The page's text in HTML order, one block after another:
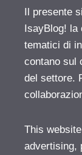
Il presente
IsayBlog! la
tematici di
contano sul
del settore.
This
advertising,